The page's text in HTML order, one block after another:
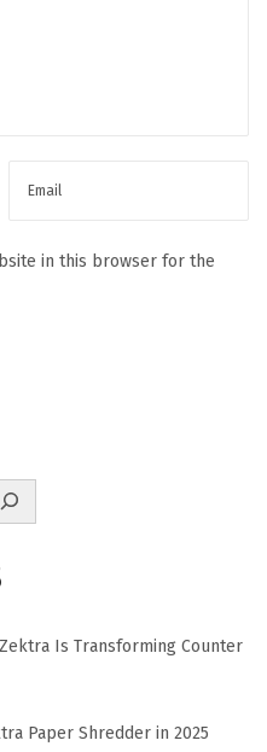
in this browser for the
Is Transforming Counter
Paper Shredder in 2025